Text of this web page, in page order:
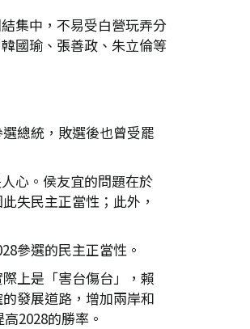
集中，不易受白營玩弄分
國瑜、張善政、朱立倫等
總統，敗選後也曾受罷
心。侯友宜的問題在於
失民主正當性；此外，
參選的民主正當性。
上是「害台傷台」，賴
發展道路，增加兩岸和
2028的勝率。